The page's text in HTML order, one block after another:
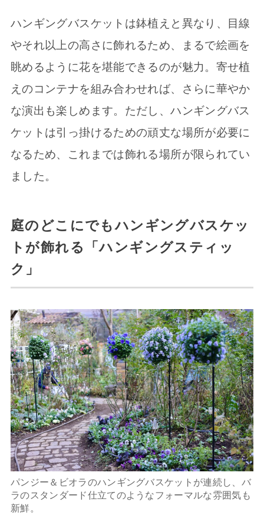
ハンギングバスケットは鉢植えと異なり、目線
やそれ以上の高さに飾れるため、まるで絵画を
眺めるように花を堪能できるのが魅力。寄せ植
えのコンテナを組み合わせれば、さらに華やか
な演出も楽しめます。ただし、ハンギングバス
ケットは引っ掛けるための頑丈な場所が必要に
なるため、これまでは飾れる場所が限られてい
ました。
庭のどこにでもハンギングバスケッ
トが飾れる「ハンギングスティッ
ク」
パンジー＆ビオラのハンギングバスケットが連続し、バ
ラのスタンダード仕立てのようなフォーマルな雰囲気も
新鮮。